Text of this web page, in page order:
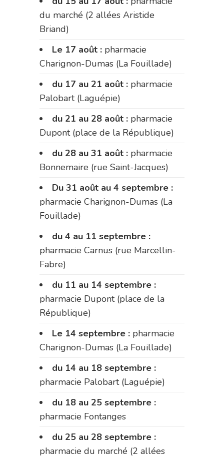
du marché (2 allées Aristide
Briand)
Le 17 août : pharmacie
Charignon-Dumas (La Fouillade)
du 17 au 21 août : pharmacie
Palobart (Laguépie)
du 21 au 28 août : pharmacie
Dupont (place de la République)
du 28 au 31 août : pharmacie
Bonnemaire (rue Saint-Jacques)
Du 31 août au 4 septembre :
pharmacie Charignon-Dumas (La
Fouillade)
du 4 au 11 septembre :
pharmacie Carnus (rue Marcellin-
Fabre)
du 11 au 14 septembre :
pharmacie Dupont (place de la
République)
Le 14 septembre : pharmacie
Charignon-Dumas (La Fouillade)
du 14 au 18 septembre :
pharmacie Palobart (Laguépie)
du 18 au 25 septembre :
pharmacie Fontanges
du 25 au 28 septembre :
pharmacie du marché (2 allées